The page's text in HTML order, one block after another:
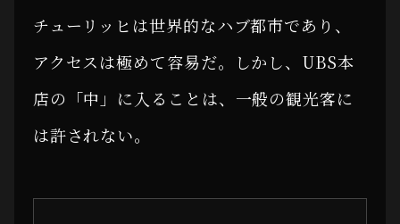
チューリッヒは世界的なハブ都市であり、
アクセスは極めて容易だ。しかし、UBS本
店の「中」に入ることは、一般の観光客に
は許されない。